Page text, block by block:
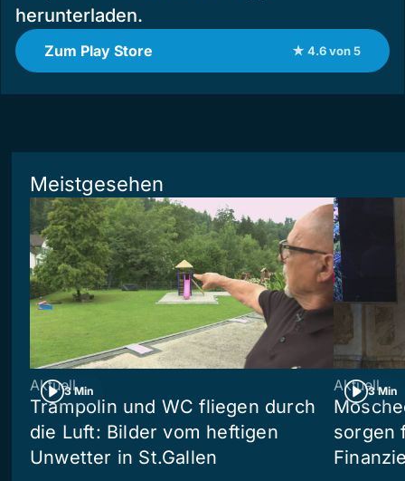
herunterladen.
Zum Play Store ★ 4.6 von 5
Meistgesehen
3 Min
Aktuell
Trampolin und WC fliegen durch
die Luft: Bilder vom heftigen
Unwetter in St.Gallen
3 Min
Aktuell
sorgen